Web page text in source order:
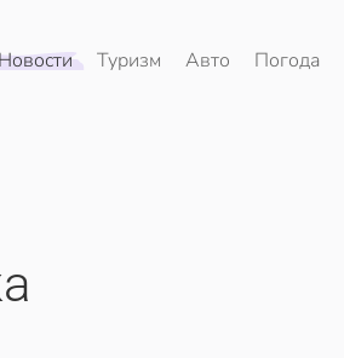
Туризм Авто Погода